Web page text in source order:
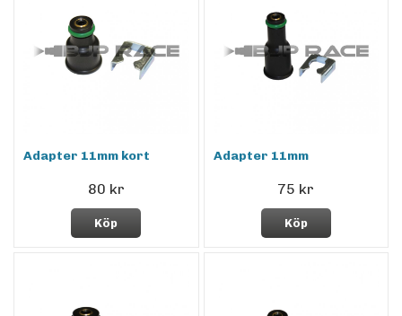
Adapter 11mm kort
80 kr
Köp
Adapter 11mm
75 kr
Köp